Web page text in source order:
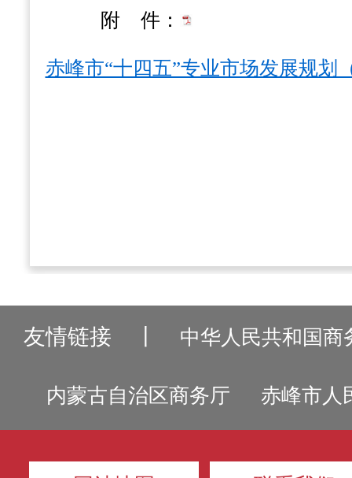
附 件：
赤峰市“十四五”专业市场发展规划
友情链接 中华人民共和国商
内蒙古自治区商务厅 赤峰市人